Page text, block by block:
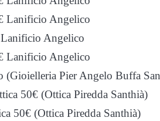
Lanificio Angelico
Angelico
Lanificio Angelico
(Gioielleria Pier Angelo Buffa
50€ (Ottica Piredda Santhià)
50€ (Ottica Piredda Santhià)